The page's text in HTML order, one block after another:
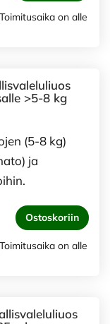
on alle
>5-8 kg
(5-8 kg)
ja
Ostoskoriin
on alle